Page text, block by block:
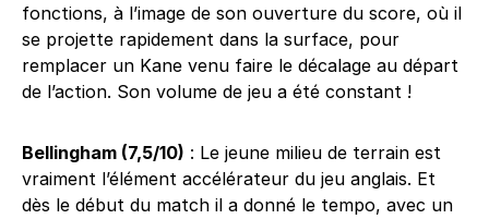
fonctions, à l’image de son ouverture du score, où il
se projette rapidement dans la surface, pour
remplacer un Kane venu faire le décalage au départ
de l’action. Son volume de jeu a été constant !
Bellingham (7,5/10) : Le jeune milieu de terrain est
vraiment l’élément accélérateur du jeu anglais. Et
dès le début du match il a donné le tempo, avec un